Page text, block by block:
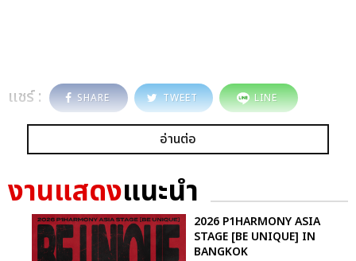
แชร์ : SHARE TWEET LINE
อ่านต่อ
งานแสดงแนะนำ
2026 P1HARMONY ASIA
STAGE [BE UNIQUE] IN
BANGKOK